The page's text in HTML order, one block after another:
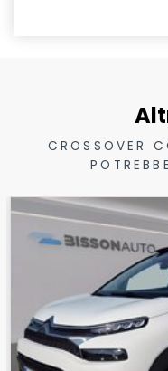
CROSSOVER